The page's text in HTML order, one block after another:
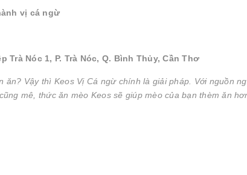
vị cá ngừ
Nóc 1, P. Trà Nóc, Q. Bình Thủy, Cần Thơ
Vậy thì Keos Vị Cá ngừ chính là giải pháp. Với nguồn
mê, thức ăn mèo Keos sẽ giúp mèo của bạn thèm ăn